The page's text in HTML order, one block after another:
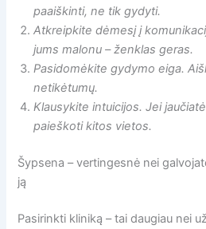
paaiškinti, ne tik gydyti.
Atkreipkite dėmesį į
jums malonu – ženklas geras.
Pasidomėkite gydymo eiga.
netikėtumų.
Klausykite intuicijos. Jei
paieškoti kitos vietos.
Šypsena – vertingesnė nei
ją
Pasirinkti kliniką – tai daugiau nei